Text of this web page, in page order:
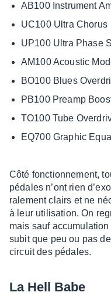
AB100 Instru­ment
UC100 Ultra Chorus
UP100 Ultra Phase
AM100 Acous­tic
BO100 Blues
PB100 Preamp
TO100 Tube
EQ700 Graphic
Côté fonc­tion­ne­ment,
pédales n’ont rien
ra­le­ment clairs et ne
à leur utili­sa­tion. On
mais sauf
subit que peu ou pas
circuit des pédales.
La Hell Babe